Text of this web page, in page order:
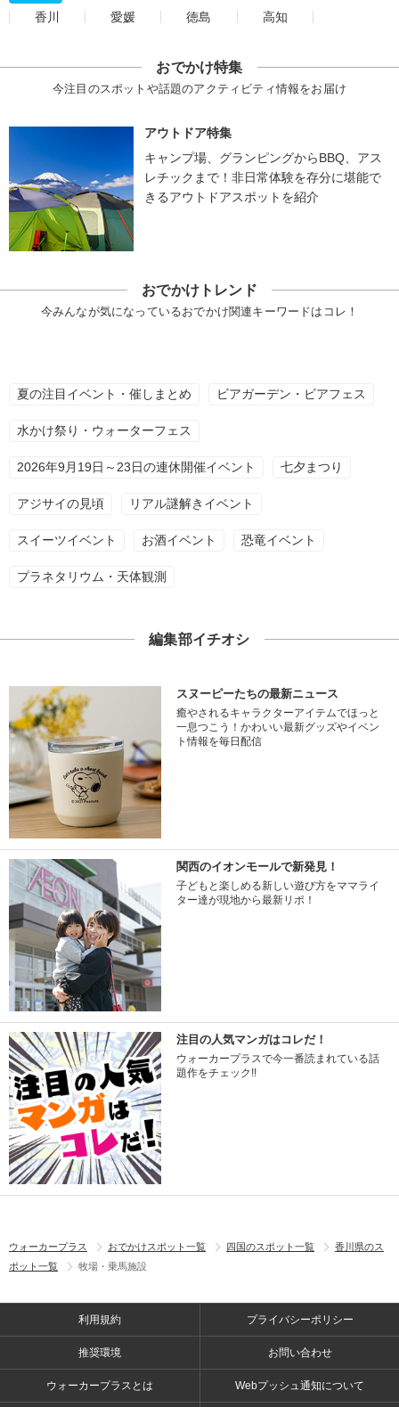
香川
愛媛 徳島 高知
おでかけ特集
今注目のスポットや話題のアクティビティ情報をお届け
アウトドア特集
キャンプ場、グランピングからBBQ、アス
レチックまで！非日常体験を存分に堪能で
きるアウトドアスポットを紹介
おでかけトレンド
今みんなが気になっているおでかけ関連キーワードはコレ！
夏の注目イベント・催しまとめ ビアガーデン・ビアフェス
水かけ祭り・ウォーターフェス
2026年9月19日～23日の連休開催イベント 七夕まつり
アジサイの見頃 リアル謎解きイベント
スイーツイベント お酒イベント 恐竜イベント
プラネタリウム・天体観測
編集部イチオシ
スヌーピーたちの最新ニュース
癒やされるキャラクターアイテムでほっと
一息つこう！かわいい最新グッズやイベン
ト情報を毎日配信
関西のイオンモールで新発見！
子どもと楽しめる新しい遊び方をママライ
ター達が現地から最新リポ！
注目の人気マンガはコレだ！
ウォーカープラスで今一番読まれている話
題作をチェック!!
ウォーカープラス おでかけスポット一覧 四国のスポット一覧
香川県のス
ポット一覧
牧場・乗馬施設
利用規約 プライバシーポリシー
推奨環境 お問い合わせ
ウォーカープラスとは Webプッシュ通知について